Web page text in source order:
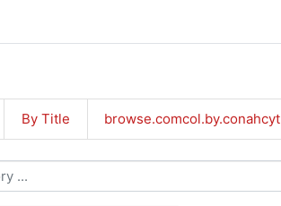
By Title browse.comcol.by.conahcyt